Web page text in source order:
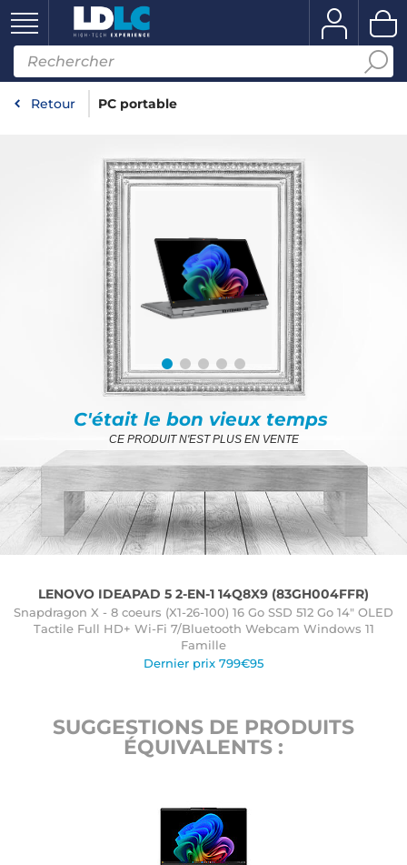
Retour PC portable
C'était le bon vieux temps
CE PRODUIT N'EST PLUS EN VENTE
LENOVO IDEAPAD 5 2-EN-1 14Q8X9 (83GH004FFR)
Snapdragon X - 8 coeurs (X1-26-100) 16 Go SSD 512 Go 14" OLED
Tactile Full HD+ Wi-Fi 7/Bluetooth Webcam Windows 11
Famille
Dernier prix 799€95
SUGGESTIONS DE PRODUITS
ÉQUIVALENTS :